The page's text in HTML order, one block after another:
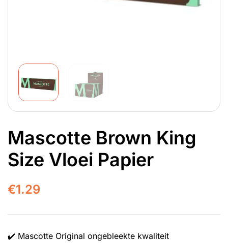
Mascotte Brown King
Size Vloei Papier
€1.29
✔️ Mascotte Original ongebleekte kwaliteit